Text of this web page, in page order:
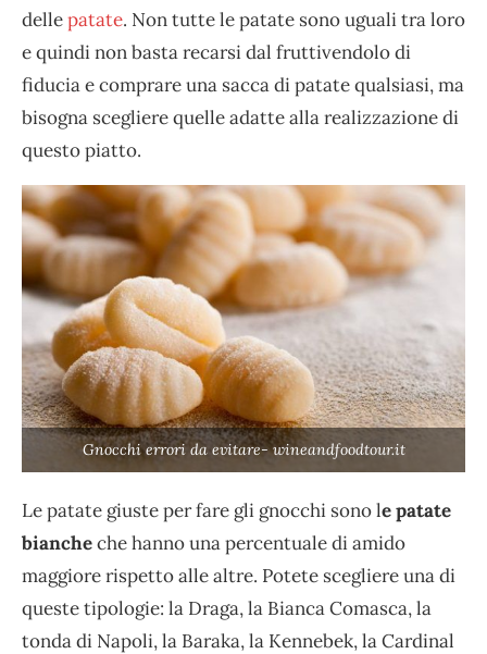
dellepatate. Non tutte le patate sono uguali tra loro
e quindi non basta recarsi dal fruttivendolo di
fiducia e comprare una sacca di patate qualsiasi, ma
bisogna scegliere quelle adatte alla realizzazione di
questo piatto.
Gnocchi errori da evitare- wineandfoodtour.it
Le patate giuste per fare gli gnocchi sono le patate
biancheche hanno una percentuale di amido
maggiore rispetto alle altre. Potete scegliere una di
queste tipologie: la Draga, la Bianca Comasca, la
tonda di Napoli, la Baraka, la Kennebek, la Cardinal